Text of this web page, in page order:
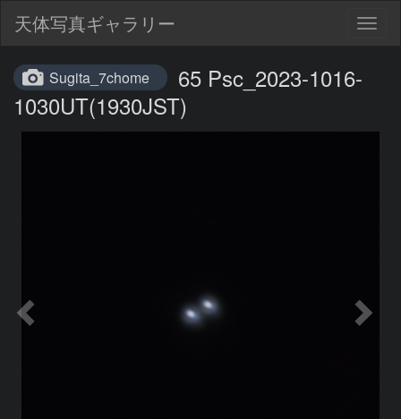
天体写真ギャラリー
Sugita_7chome
65 Psc_2023-1016-
1030UT(1930JST)